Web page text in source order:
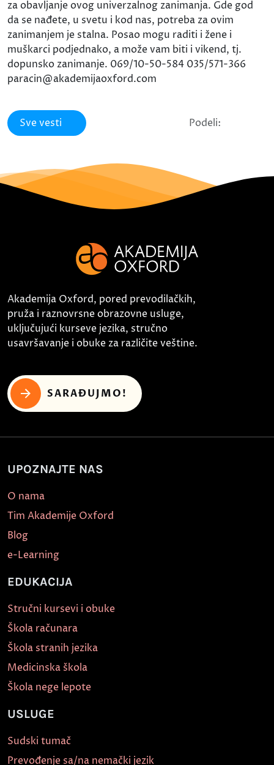
za obavljanje ovog univerzalnog zanimanja. Gde god
da se nađete, u svetu i kod nas, potreba za ovim
zanimanjem je stalna. Posao mogu raditi i žene i
muškarci podjednako, a može vam biti i vikend, tj.
dopunsko zanimanje. 069/10-50-584 035/571-366
paracin@akademijaoxford.com
Sve vesti Podeli:
Akademija Oxford, pored prevodilačkih,
pruža i raznovrsne obrazovne usluge,
uključujući kurseve jezika, stručno
usavršavanje i obuke za različite veštine.
SARAĐUJMO!
UPOZNAJTE NAS
O nama
Tim Akademije Oxford
Blog
e-Learning
EDUKACIJA
Stručni kursevi i obuke
Škola računara
Škola stranih jezika
Medicinska škola
Škola nege lepote
USLUGE
Sudski tumač
Prevođenje sa/na nemački jezik